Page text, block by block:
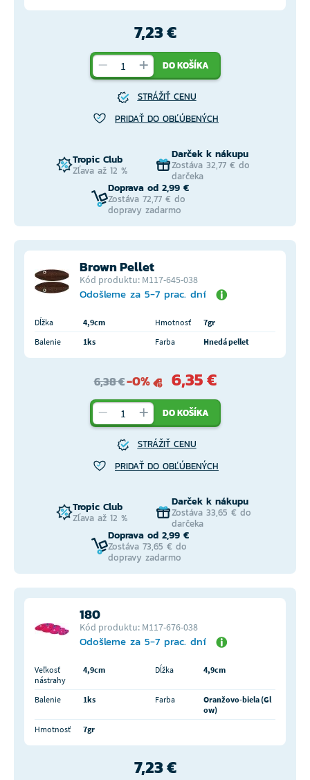
7,23 €
DO KOŠÍKA
STRÁŽIŤ CENU
PRIDAŤ DO OBĽÚBENÝCH
Tropic Club
Zľava až 12 %
Darček k nákupu
Zostáva 32,77 € do
darčeka
Doprava od 2,99 €
Zostáva 72,77 € do
dopravy zadarmo
Brown Pellet
Kód produktu: M117-645-038
Odošleme za 5-7 prac. dní
Dĺžka 4,9cm Hmotnosť
7gr
Balenie
1ks Farba Hnedá pellet
6,38 €-0% 6,35 €
DO KOŠÍKA
STRÁŽIŤ CENU
PRIDAŤ DO OBĽÚBENÝCH
Tropic Club
Zľava až 12 %
Darček k nákupu
Zostáva 33,65 € do
darčeka
Doprava od 2,99 €
Zostáva 73,65 € do
dopravy zadarmo
180
Kód produktu: M117-676-038
Odošleme za 5-7 prac. dní
Veľkosť
nástrahy
4,9cm Dĺžka 4,9cm
Balenie 1ks Farba
Oranžovo-biela (Gl
ow)
Hmotnosť
7gr
7,23 €